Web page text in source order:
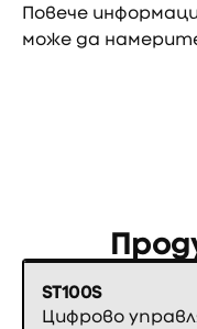
Повече
може да
ST100S
Цифрово